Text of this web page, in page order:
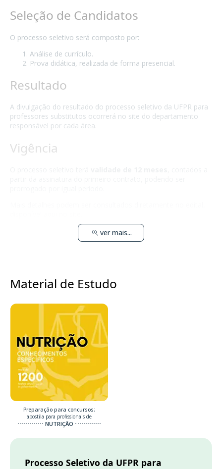
Seleção de Candidatos
O processo seletivo será composto por:
Análise de currículo.
Prova didática, realizada de forma presencial.
Resultado
A divulgação do resultado do processo seletivo da UFPR para
professores substitutos ocorrerá no site do departamento
responsável por cada área.
Vigência
ver mais...
Material de Estudo
Preparação para concursos:
apostila para profissionais de
NUTRIÇÃO
Processo Seletivo da UFPR para